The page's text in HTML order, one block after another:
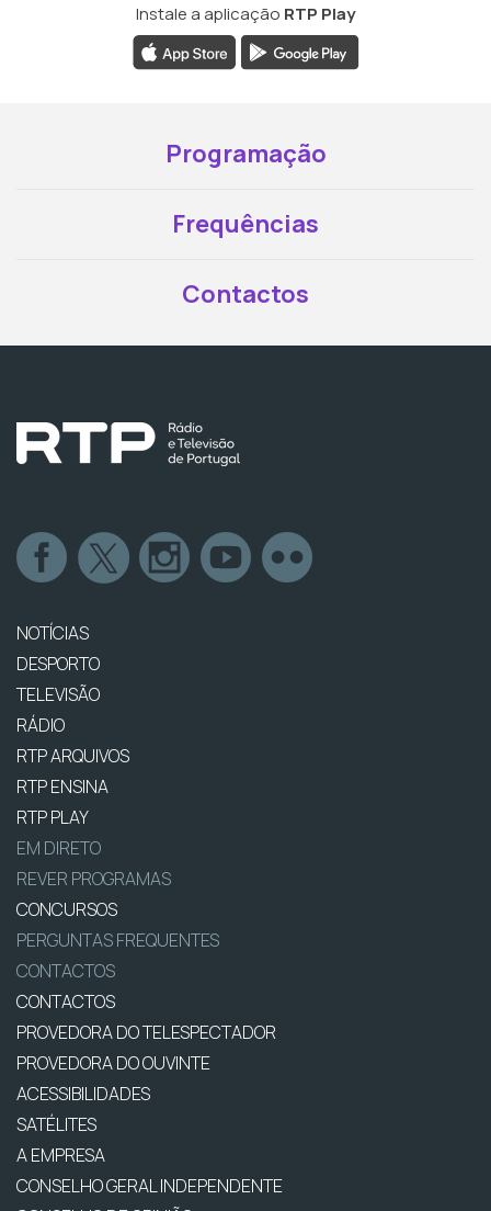
Instale a aplicação RTP Play
Programação
Frequências
Contactos
NOTÍCIAS
DESPORTO
TELEVISÃO
RÁDIO
RTP ARQUIVOS
RTP ENSINA
RTP PLAY
EM DIRETO
REVER PROGRAMAS
CONCURSOS
PERGUNTAS FREQUENTES
CONTACTOS
CONTACTOS
PROVEDORA DO TELESPECTADOR
PROVEDORA DO OUVINTE
ACESSIBILIDADES
SATÉLITES
A EMPRESA
CONSELHO GERAL INDEPENDENTE